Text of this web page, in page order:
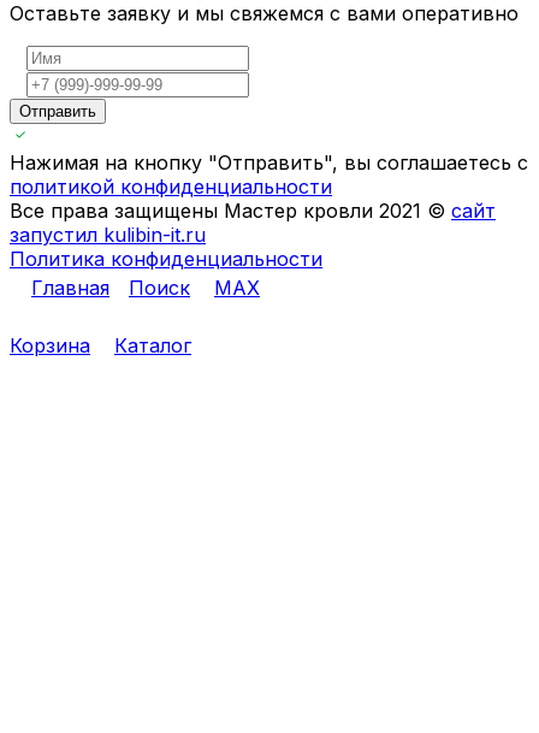
Оставьте заявку и мы свяжемся с вами оперативно
Отправить
Нажимая на кнопку "Отправить", вы соглашаетесь с
политикой конфиденциальности
Все права защищены Мастер кровли 2021 © сайт
запустил kulibin-it.ru
Политика конфиденциальности
Главная
Поиск MAX
Корзина Каталог